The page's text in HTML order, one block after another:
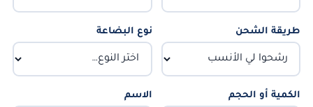
طريقة الشحن نوع البضاعة
الكمية أو الحجم الاسم